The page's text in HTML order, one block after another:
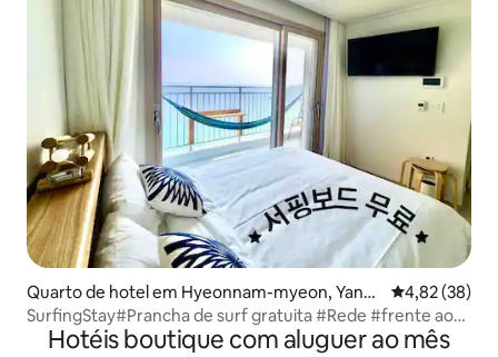
Quarto de hotel em Hyeonnam-myeon, Yangy
ang
Classificação
4,82 (38)
SurfingStay#Prancha de surf gratuita #Rede #frente ao
oceano
Hotéis boutique com aluguer ao mês